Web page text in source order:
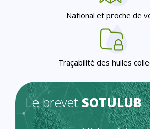
National et proche de
Traçabilité des huiles
Le brevet SOTULUB